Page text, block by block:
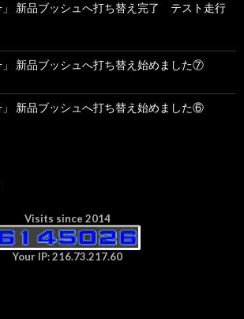
」 新品ブッシュへ打ち替え完了 テスト走行
」 新品ブッシュへ打ち替え始めました⑦
」 新品ブッシュへ打ち替え始めました⑥
Visits since 2014
Your IP: 216.73.217.60